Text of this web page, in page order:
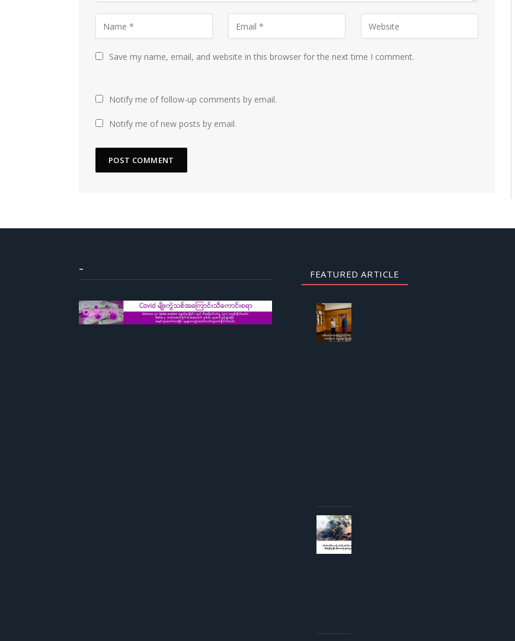
Save my name, email, and website in this browser for the next time I comment.
Notify me of follow-up comments by email.
Notify me of new posts by email.
– FEATURED ARTICLE